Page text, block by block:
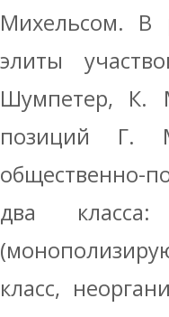
Михельсом. В
элиты
Шумпетер, К.
позиций Г.
общественно-
два класса:
класс,